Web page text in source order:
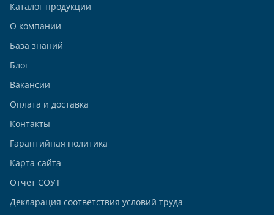
Каталог продукции
О компании
База знаний
Блог
Вакансии
Оплата и доставка
Контакты
Гарантийная политика
Карта сайта
Отчет СОУТ
Декларация соответствия условий труда